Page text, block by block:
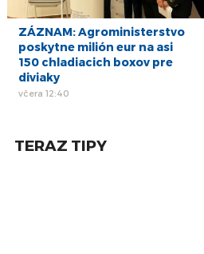
16
júl
ZÁZNAM: R. Kaliňák: MO
postupne začať sťahovať
počas leta
15
júl
ZÁZNAM: R. Takáč:
korupčných pomeroch v
robí politiku
ZÁZNAM: Agroministerstvo
poskytne milión eur na asi
150 chladiacich boxov pre
diviaky
včera 12:40
TERAZ TIPY